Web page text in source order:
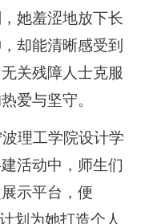
她羞涩地放下长
却能清晰感受到
关残障人士克服
爱与坚守。
理工学院设计学
活动中，师生们
示平台，便
划为她打造个人